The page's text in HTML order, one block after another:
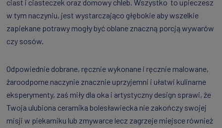
ciast i ciasteczek oraz domowy chleb. Wszystko to upieczesz
w tym naczyniu, jest wystarczająco głębokie aby wszelkie
zapiekane potrawy mogły być oblane znaczną porcją wywarów
czy sosów.
Odpowiednie dobrane, ręcznie wykonane i ręcznie malowane,
żaroodporne naczynie znacznie uprzyjemni i ułatwi kulinarne
eksperymenty, zaś miły dla oka i artystyczny design sprawi, że
Twoja ulubiona ceramika bolesławiecka nie zakończy swojej
misji w piekarniku lub zmywarce lecz zagrzeje miejsce również